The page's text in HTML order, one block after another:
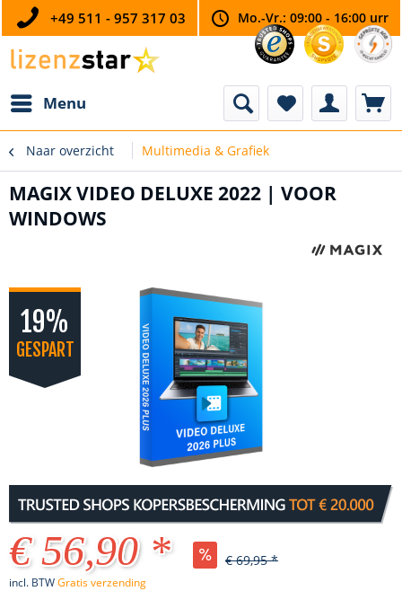
+49 511 - 957 317 03 Mo.-Vr.: 09:00 - 16:00 urr
Menu
Naar overzicht Multimedia & Grafiek
MAGIX VIDEO DELUXE 2022 | VOOR
WINDOWS
19%
GESPART
€ 56,90 * € 69,95 *
incl. BTWGratis verzending